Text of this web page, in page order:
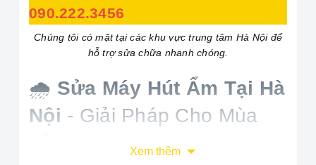
090.222.3456
Chúng tôi có mặt tại các khu vực trung tâm Hà Nội để
hỗ trợ sửa chữa nhanh chóng.
🌧️ Sửa Máy Hút Ẩm Tại Hà
Nội - Giải Pháp Cho Mùa
Xem thêm